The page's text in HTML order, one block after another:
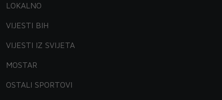
LOKALNO
VIJESTI BIH
VIJESTI IZ SVIJETA
MOSTAR
OSTALI SPORTOVI